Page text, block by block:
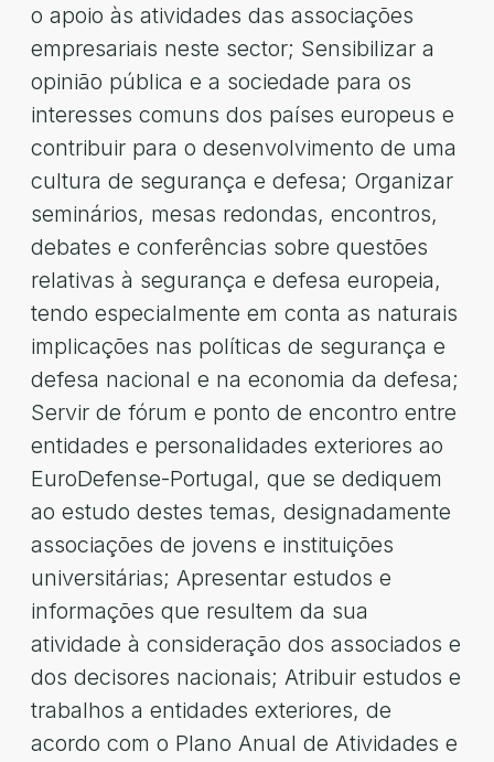
o apoio às atividades das associações
empresariais neste sector; Sensibilizar a
opinião pública e a sociedade para os
interesses comuns dos países europeus e
contribuir para o desenvolvimento de uma
cultura de segurança e defesa; Organizar
seminários, mesas redondas, encontros,
debates e conferências sobre questões
relativas à segurança e defesa europeia,
tendo especialmente em conta as naturais
implicações nas políticas de segurança e
defesa nacional e na economia da defesa;
Servir de fórum e ponto de encontro entre
entidades e personalidades exteriores ao
EuroDefense-Portugal, que se dediquem
ao estudo destes temas, designadamente
associações de jovens e instituições
universitárias; Apresentar estudos e
informações que resultem da sua
atividade à consideração dos associados e
dos decisores nacionais; Atribuir estudos e
trabalhos a entidades exteriores, de
acordo com o Plano Anual de Atividades e